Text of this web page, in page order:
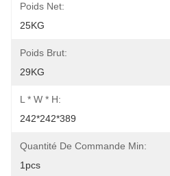
Poids Net:
25KG
Poids Brut:
29KG
L * W * H:
242*242*389
Quantité De Commande Min:
1pcs